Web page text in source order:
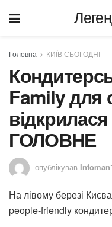
Головна КИЇВ СЬОГОДНІ
Family для
ГОЛОВНЕ
опублікував
На лівому березі
people-friendly